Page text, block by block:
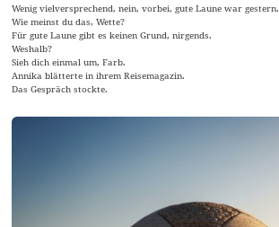
Wenig vielversprechend, nein, vorbei, gute Laune war gestern.
Wie meinst du das, Wette?
Für gute Laune gibt es keinen Grund, nirgends.
Weshalb?
Sieh dich einmal um, Farb.
Annika blätterte in ihrem Reisemagazin.
Das Gespräch stockte.